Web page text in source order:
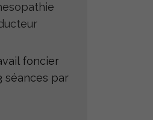
foncier
séances par